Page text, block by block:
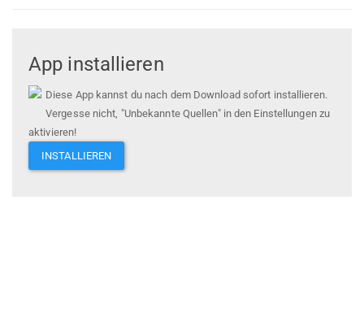
App installieren
Diese App kannst du nach dem Download sofort installieren.
Vergesse nicht, "Unbekannte Quellen" in den Einstellungen zu
aktivieren!
INSTALLIEREN